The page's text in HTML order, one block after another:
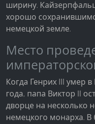
ширину.
хорошо
немецкой земле.
Место
Когда Генрих III умер
года, папа Виктор II
дворце на несколько
немецкого монарха. В
Purpose:
Сбор
сайта
Cookie duration:
24 часа - 2 года